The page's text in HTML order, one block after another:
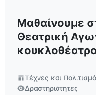
Μαθαίνουμε
Θεατρική
Τέχνες και
Δραστηριότητες